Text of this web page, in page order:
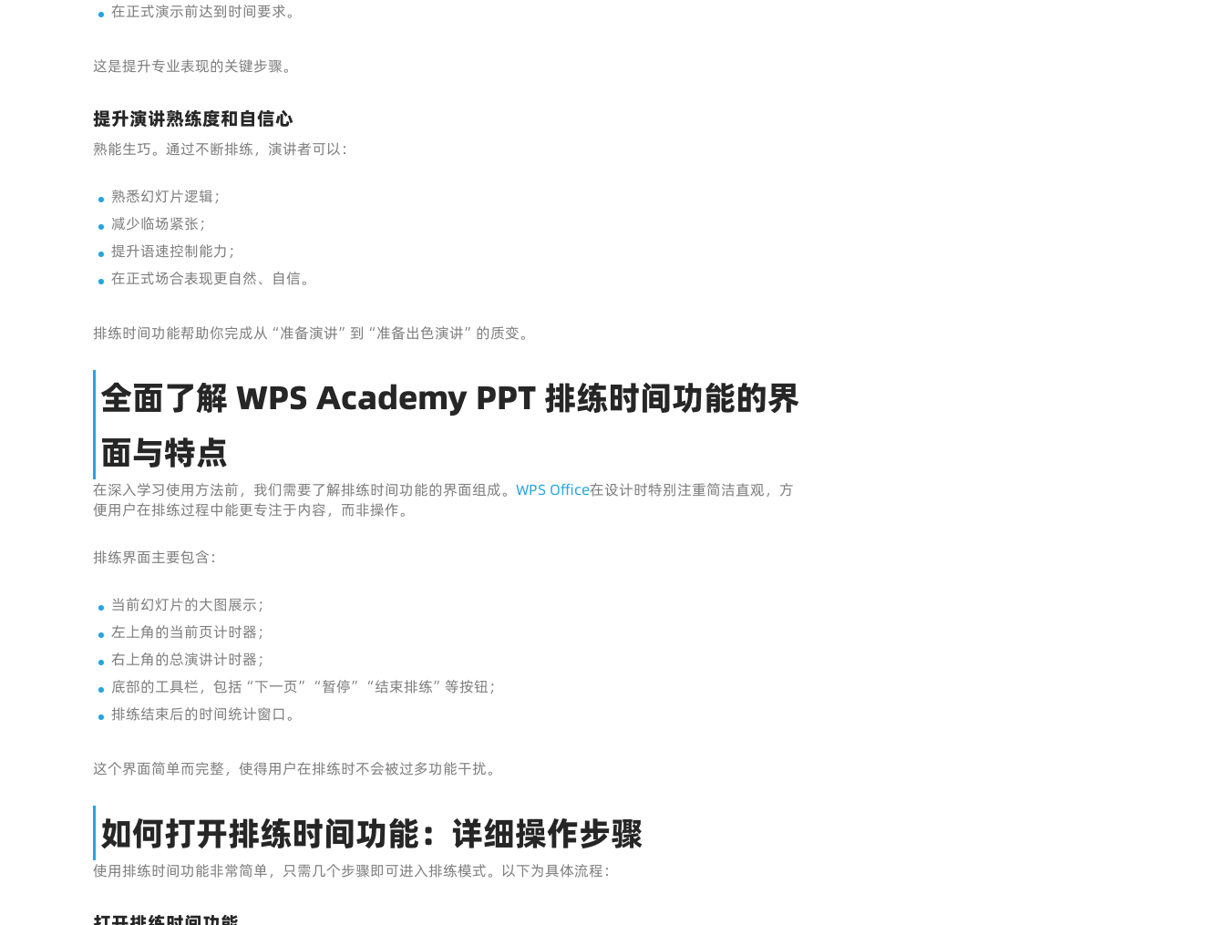
在正式演示前达到时间要求。
这是提升专业表现的关键步骤。
提升演讲熟练度和自信心
熟能生巧。通过不断排练，演讲者可以：
熟悉幻灯片逻辑；
减少临场紧张；
提升语速控制能力；
在正式场合表现更自然、自信。
排练时间功能帮助你完成从“准备演讲”到“准备出色演讲”的质变。
全面了解 WPS Academy PPT 排练时间功能的界
面与特点
在深入学习使用方法前，我们需要了解排练时间功能的界面组成。 WPS Office在设计时特别注重简洁直观，方
便用户在排练过程中能更专注于内容，而非操作。
排练界面主要包含：
当前幻灯片的大图展示；
左上角的当前页计时器；
右上角的总演讲计时器；
底部的工具栏，包括“下一页”“暂停”“结束排练”等按钮；
排练结束后的时间统计窗口。
这个界面简单而完整，使得用户在排练时不会被过多功能干扰。
如何打开排练时间功能：详细操作步骤
使用排练时间功能非常简单，只需几个步骤即可进入排练模式。以下为具体流程：